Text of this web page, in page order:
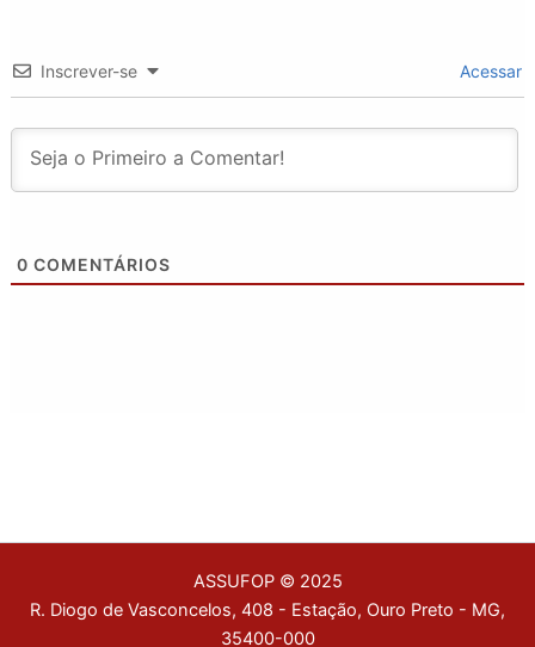
Inscrever-se Acessar
0 COMENTÁRIOS
ASSUFOP © 2025
R. Diogo de Vasconcelos, 408 - Estação, Ouro Preto - MG,
35400-000